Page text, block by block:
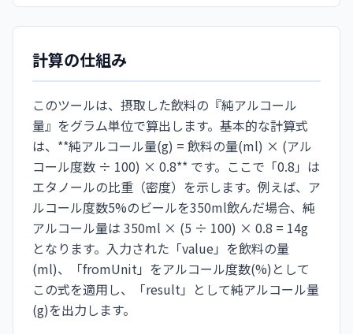
計算の仕組み
このツールは、摂取した飲料の『純アルコール
量』をグラム単位で算出します。基本的な計算式
は、**純アルコール量(g) = 飲料の量(ml) × (アル
コール度数 ÷ 100) × 0.8** です。ここで「0.8」は
エタノールの比重（密度）を示します。例えば、ア
ルコール度数5%のビールを350ml飲んだ場合、純
アルコール量は 350ml × (5 ÷ 100) × 0.8 = 14g
となります。入力された「value」を飲料の量
(ml)、「fromUnit」をアルコール度数(%)として
この式を適用し、「result」として純アルコール量
(g)を出力します。